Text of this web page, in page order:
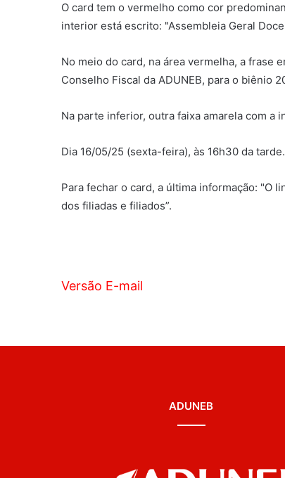
O card tem o vermelho como cor
interior está escrito: "Assembleia Geral
No meio do card, na área vermelha, a frase
Conselho Fiscal da ADUNEB, para o biênio
Na parte inferior, outra faixa amarela com a
Dia 16/05/25 (sexta-feira), às 16h30 da tarde.
Para fechar o card, a última informação: "O
dos filiadas e filiados”.
Versão E-mail
ADUNEB